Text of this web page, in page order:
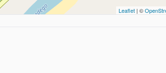
Leaflet | ©